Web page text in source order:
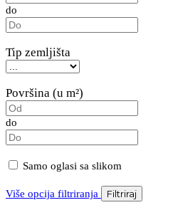
do
Tip zemljišta
Površina (u m²)
do
Samo oglasi sa slikom
Više opcija filtriranja Filtriraj